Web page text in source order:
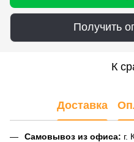
Получить
К
Доставка
Самовывоз из офиса: г.